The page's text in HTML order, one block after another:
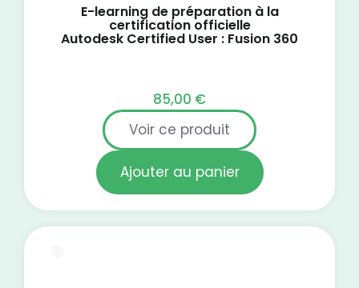
E-learning de préparation à la
certification officielle
Autodesk Certified User : Fusion 360
85,00 €
Voir ce produit
Ajouter au panier